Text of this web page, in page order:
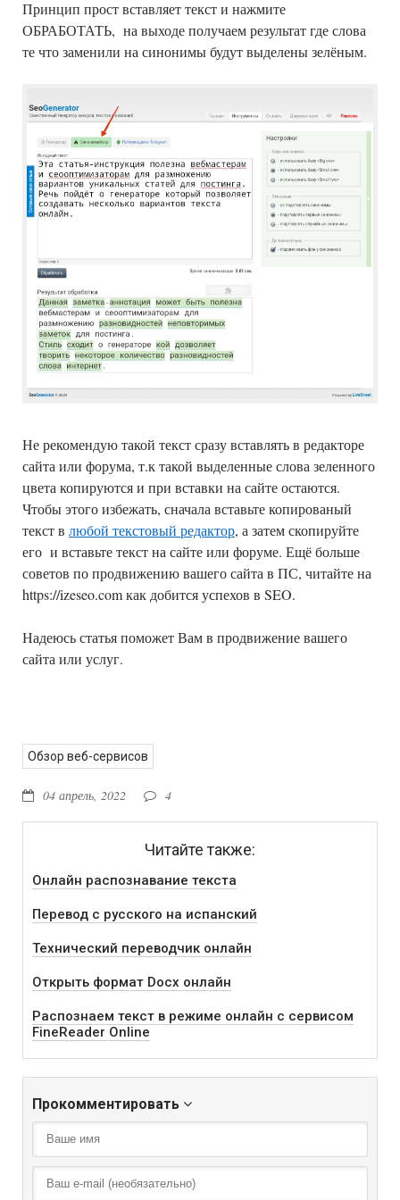
Принцип прост вставляет текст и нажмите
ОБРАБОТАТЬ, на выходе получаем результат где слова
те что заменили на синонимы будут выделены зелёным.
Не рекомендую такой текст сразу вставлять в редакторе
сайта или форума, т.к такой выделенные слова зеленного
цвета копируются и при вставки на сайте остаются.
Чтобы этого избежать, сначала вставьте копированый
текст в любой текстовый редактор, а затем скопируйте
его и вставьте текст на сайте или форуме. Ещё больше
советов по продвижению вашего сайта в ПС, читайте на
https://izeseo.com как добится успехов в SEO.
Надеюсь статья поможет Вам в продвижение вашего
сайта или услуг.
Обзор веб-сервисов
04 апрель, 2022 4
Читайте также:
Онлайн распознавание текста
Перевод с русского на испанский
Технический переводчик онлайн
Открыть формат Docx онлайн
Распознаем текст в режиме онлайн с сервисом
FineReader Online
Прокомментировать